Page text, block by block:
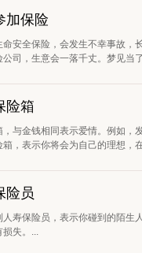
加保险
命安全保险，会发生不幸事故，
公司，生意会一落千丈。梦见当
险箱
，与金钱相同表示爱情。例如，
箱，表示你将会为自己的理想，
险员
人寿保险员，表示你碰到的陌生
损失。...